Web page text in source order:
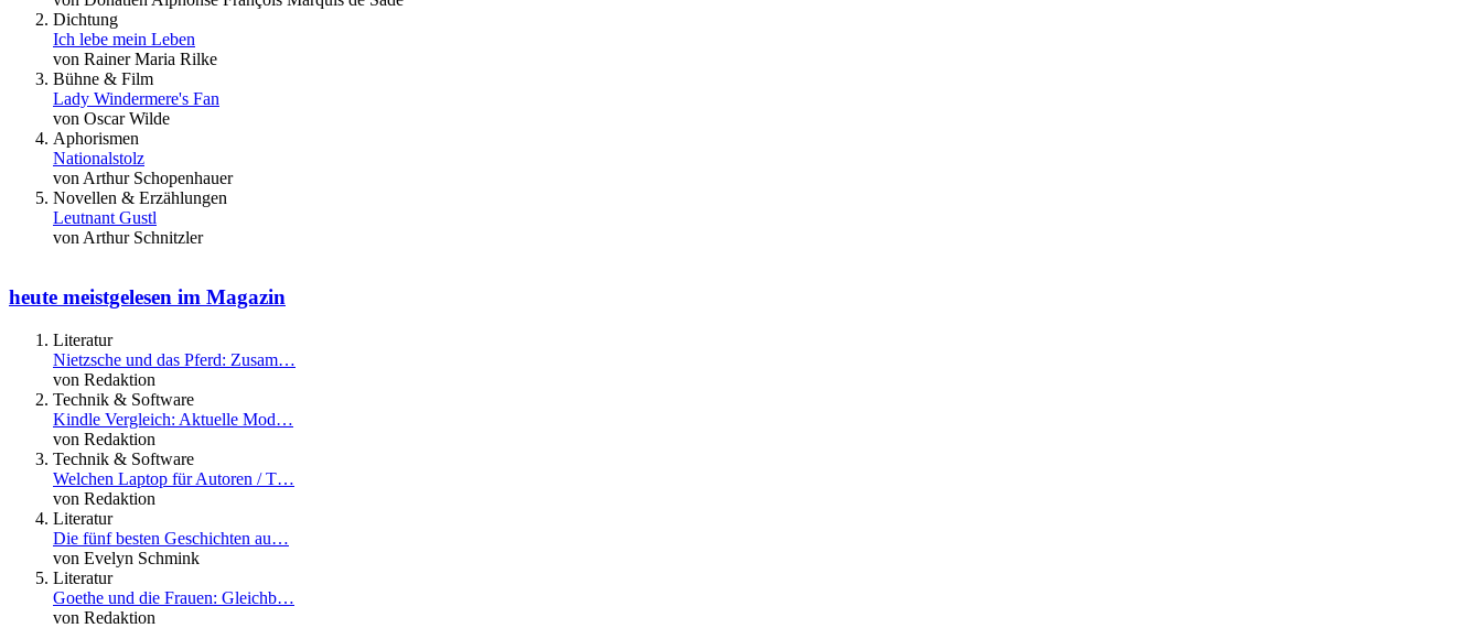
Dichtung
Ich lebe mein Leben
von Rainer Maria Rilke
Bühne & Film
Lady Windermere's Fan
von Oscar Wilde
Aphorismen
Nationalstolz
von Arthur Schopenhauer
Novellen & Erzählungen
Leutnant Gustl
von Arthur Schnitzler
heute meistgelesen im Magazin
Literatur
Nietzsche und das Pferd: Zusam…
von Redaktion
Technik & Software
Kindle Vergleich: Aktuelle Mod…
von Redaktion
Technik & Software
Welchen Laptop für Autoren / T…
von Redaktion
Literatur
Die fünf besten Geschichten au…
von Evelyn Schmink
Literatur
Goethe und die Frauen: Gleichb…
von Redaktion